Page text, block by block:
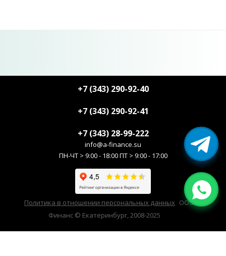
+7 (343) 290-92-40
+7 (343) 290-92-41
+7 (343) 28-99-222
info@a-finance.su
ПН-ЧТ > 9:00 - 18:00 ПТ > 9:00 - 17:00
Политика в отношении персональных данных ООО А-
Финанс © Екатеринбург, 2008-2025